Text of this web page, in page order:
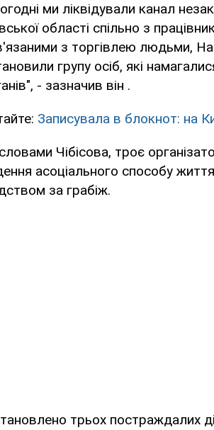
ми ліквідували канал
області спільно з
з торгівлею людьми,
групу осіб, які
- зазначив він .
Записувала в блокнот: на
Чібісова, троє
асоціального способу
за грабіж.
трьох постраждалих